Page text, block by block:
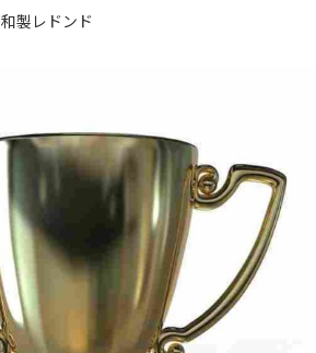
和製レドンド